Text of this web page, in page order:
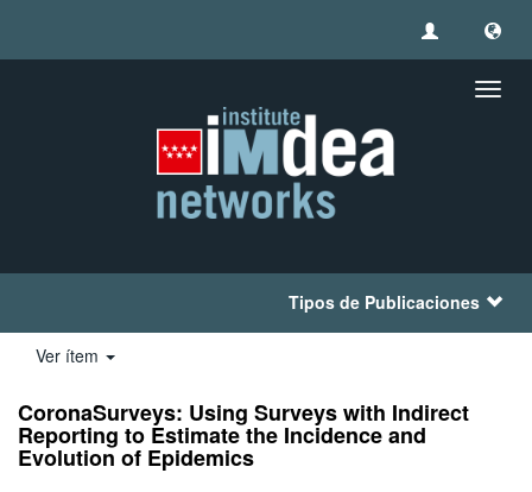
Tipos de Publicaciones
Ver ítem
CoronaSurveys: Using Surveys with Indirect
Reporting to Estimate the Incidence and
Evolution of Epidemics